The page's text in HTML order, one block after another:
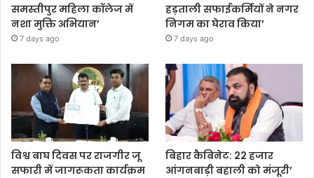
समस्तीपुर महिला कॉलेज में
नशा मुक्ति अभियान’
7 days ago
हड़ताली सफाईकर्मियों ने नगर
निगम का घेराव किया’
7 days ago
विश्व बाघ दिवस पर राजगीर जू
सफारी में जागरूकता कार्यक्रम
बिहार कैबिनेट: 22 हजार
आंगनबाड़ी बहाली को मंजूरी’